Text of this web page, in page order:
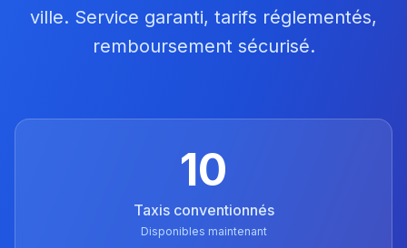
ville. Service garanti, tarifs réglementés,
remboursement sécurisé.
10
Taxis conventionnés
Disponibles maintenant